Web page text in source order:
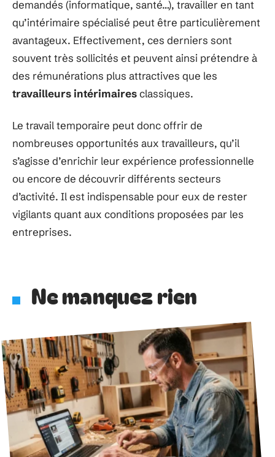
demandés (informatique, santé…), travailler en tant
qu’intérimaire spécialisé peut être particulièrement
avantageux. Effectivement, ces derniers sont
souvent très sollicités et peuvent ainsi prétendre à
des rémunérations plus attractives que les
travailleurs intérimairesclassiques.
Le travail temporaire peut donc offrir de
nombreuses opportunités aux travailleurs, qu’il
s’agisse d’enrichir leur expérience professionnelle
ou encore de découvrir différents secteurs
d’activité. Il est indispensable pour eux de rester
vigilants quant aux conditions proposées par les
entreprises.
Ne manquez rien